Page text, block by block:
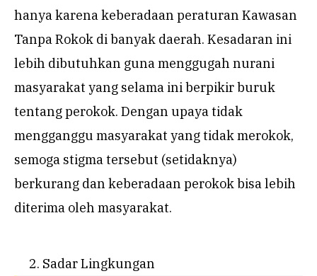
hanya karena keberadaan peraturan Kawasan
Tanpa Rokok di banyak daerah. Kesadaran ini
lebih dibutuhkan guna menggugah nurani
masyarakat yang selama ini berpikir buruk
tentang perokok. Dengan upaya tidak
mengganggu masyarakat yang tidak merokok,
semoga stigma tersebut (setidaknya)
berkurang dan keberadaan perokok bisa lebih
diterima oleh masyarakat.
Sadar Lingkungan